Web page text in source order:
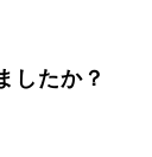
したか？